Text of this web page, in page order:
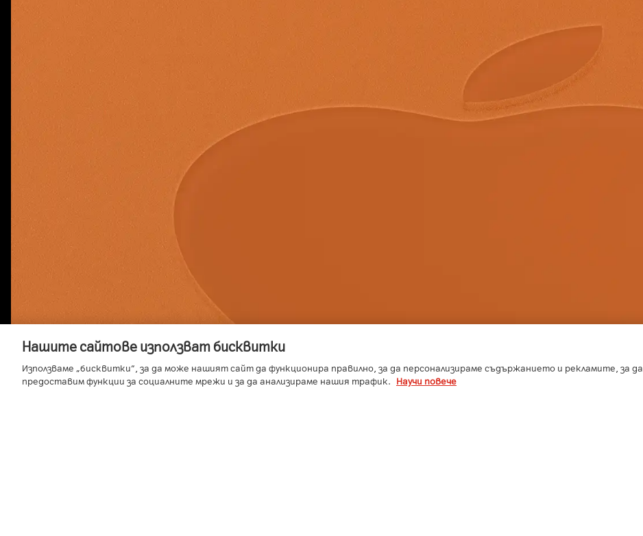
Нашите сайтове използват бисквитки
Използваме „бисквитки“, за да може нашият сайт да функционира правилно, за да персонализираме съдържанието и рекламите, за да
предоставим функции за социалните мрежи и за да анализираме нашия трафик. Научи повече